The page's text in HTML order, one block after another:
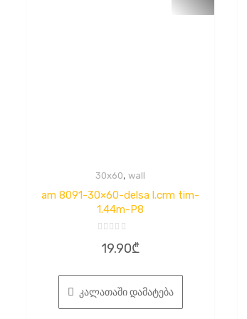
30x60,wall
am 8091-30×60-delsa l.crm tim-
1.44m-P8
0
დან
19.90₾
კალათაში დამატება